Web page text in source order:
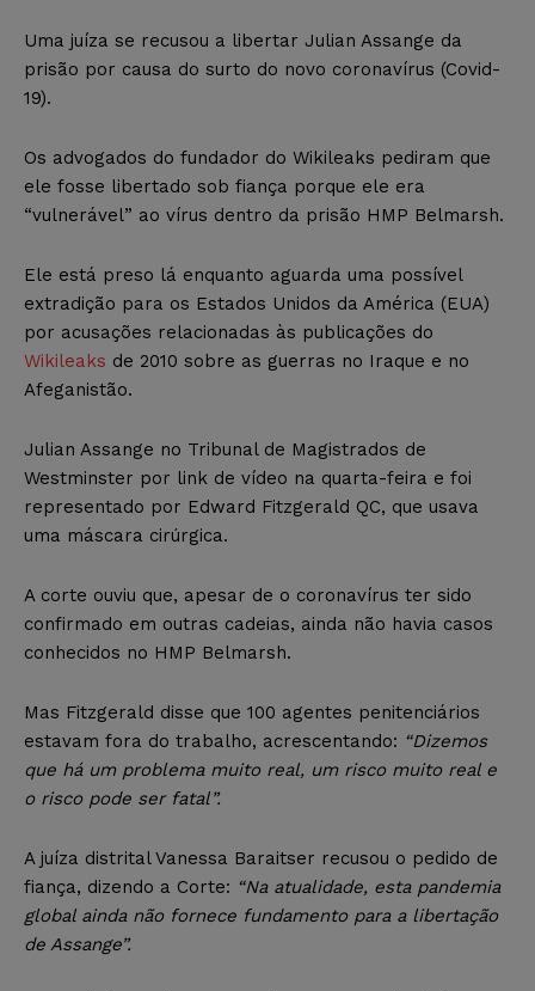
Uma juíza se recusou a libertar Julian Assange da
prisão por causa do surto do novo coronavírus (Covid-
19).
Os advogados do fundador do Wikileaks pediram que
ele fosse libertado sob fiança porque ele era
“vulnerável” ao vírus dentro da prisão HMP Belmarsh.
Ele está preso lá enquanto aguarda uma possível
extradição para os Estados Unidos da América (EUA)
por acusações relacionadas às publicações do
Wikileaks de 2010 sobre as guerras no Iraque e no
Afeganistão.
Julian Assange no Tribunal de Magistrados de
Westminster por link de vídeo na quarta-feira e foi
representado por Edward Fitzgerald QC, que usava
uma máscara cirúrgica.
A corte ouviu que, apesar de o coronavírus ter sido
confirmado em outras cadeias, ainda não havia casos
conhecidos no HMP Belmarsh.
Mas Fitzgerald disse que 100 agentes penitenciários
estavam fora do trabalho, acrescentando: “Dizemos
que há um problema muito real, um risco muito real e
o risco pode ser fatal”.
A juíza distrital Vanessa Baraitser recusou o pedido de
fiança, dizendo a Corte: “Na atualidade, esta pandemia
global ainda não fornece fundamento para a libertação
de Assange”.